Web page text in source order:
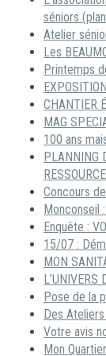
séniors
Atelier
Les
Printemps
CHANTIER
MAG
100 ans
PLANNING
Concours
Monconseil
Enquête :
15/07 :
MON
L’UNIVERS
Pose de la
Des
Votre avis
Mon